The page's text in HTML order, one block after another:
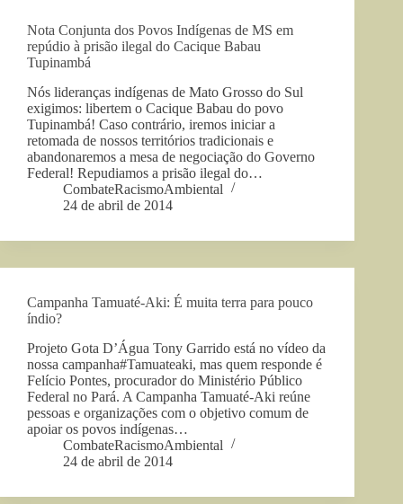
Nota Conjunta dos Povos Indígenas de MS em
repúdio à prisão ilegal do Cacique Babau
Tupinambá
Nós lideranças indígenas de Mato Grosso do Sul
exigimos: libertem o Cacique Babau do povo
Tupinambá! Caso contrário, iremos iniciar a
retomada de nossos territórios tradicionais e
abandonaremos a mesa de negociação do Governo
Federal! Repudiamos a prisão ilegal do…
CombateRacismoAmbiental
24 de abril de 2014
Campanha Tamuaté-Aki: É muita terra para pouco
índio?
Projeto Gota D’Água Tony Garrido está no vídeo da
nossa campanha#Tamuateaki, mas quem responde é
Felício Pontes, procurador do Ministério Público
Federal no Pará. A Campanha Tamuaté-Aki reúne
pessoas e organizações com o objetivo comum de
apoiar os povos indígenas…
CombateRacismoAmbiental
24 de abril de 2014